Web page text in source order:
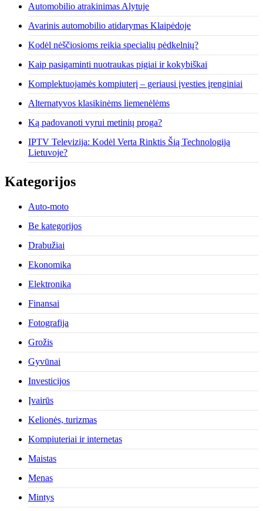
Automobilio atrakinimas Alytuje
Avarinis automobilio atidarymas Klaipėdoje
Kodėl nėščiosioms reikia specialių pėdkelnių?
Kaip pasigaminti nuotraukas pigiai ir kokybiškai
Komplektuojamės kompiuterį – geriausi įvesties įrenginiai
Alternatyvos klasikinėms liemenėlėms
Ką padovanoti vyrui metinių proga?
IPTV Televizija: Kodėl Verta Rinktis Šią Technologiją
Lietuvoje?
Kategorijos
Auto-moto
Be kategorijos
Drabužiai
Ekonomika
Elektronika
Finansai
Fotografija
Grožis
Gyvūnai
Investicijos
Įvairūs
Kelionės, turizmas
Kompiuteriai ir internetas
Maistas
Menas
Mintys